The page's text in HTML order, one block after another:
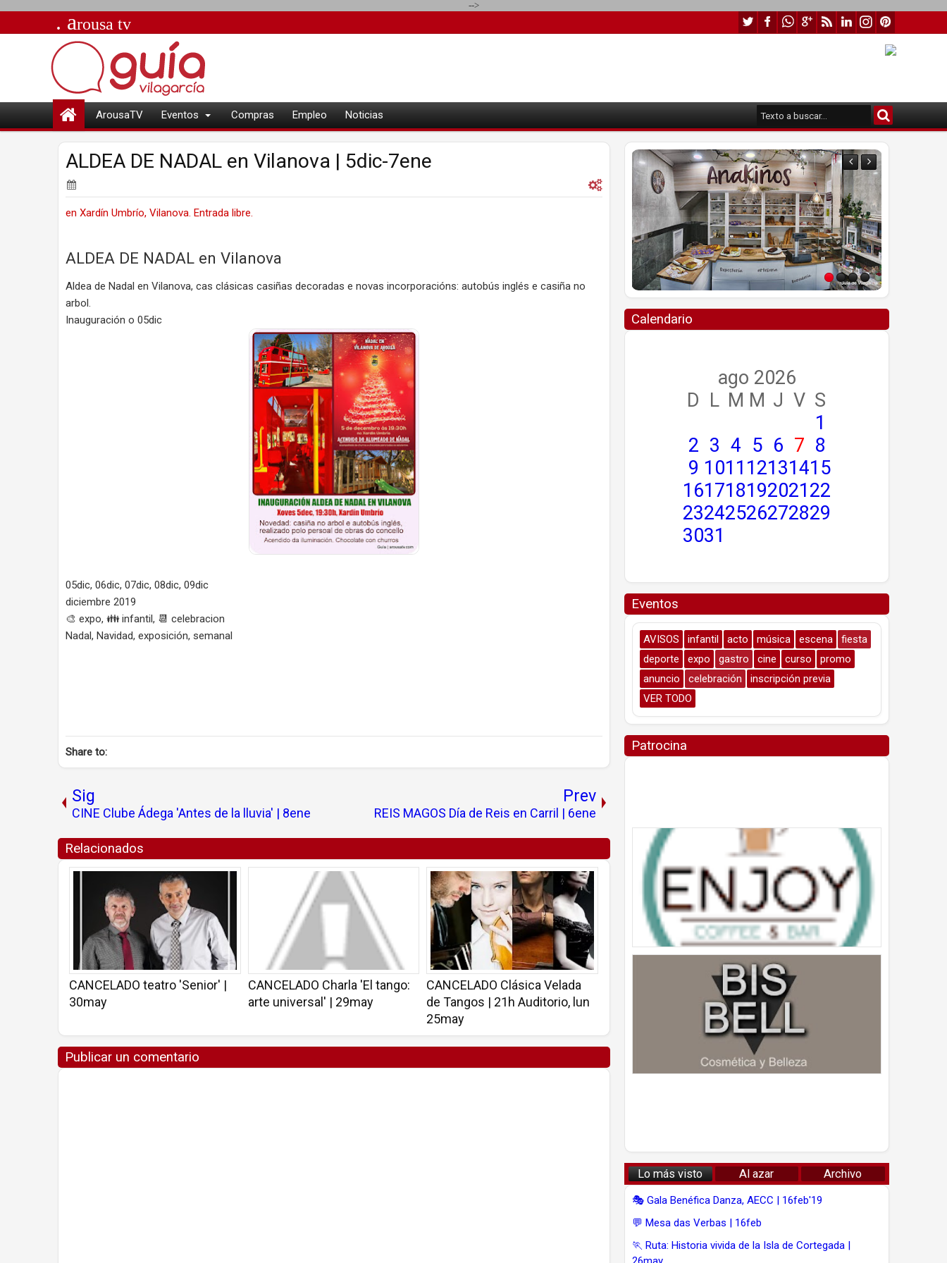
-->
. arousa tv
ArousaTV Eventos Compras Empleo Noticias
ALDEA DE NADAL en Vilanova | 5dic-7ene
en Xardín Umbrío, Vilanova. Entrada libre.
ALDEA DE NADAL en Vilanova
Aldea de Nadal en Vilanova, cas clásicas casiñas decoradas e novas incorporacións: autobús inglés e casiña no
arbol.
Inauguración o 05dic
05dic, 06dic, 07dic, 08dic, 09dic
diciembre 2019
🎨 expo, 👪 infantil, 📆 celebracion
Nadal, Navidad, exposición, semanal
Share to:
Sig
CINE Clube Ádega 'Antes de la lluvia' | 8ene
Prev
REIS MAGOS Día de Reis en Carril | 6ene
Relacionados
CANCELADO teatro 'Senior' |
30may
CANCELADO Charla 'El tango:
arte universal' | 29may
CANCELADO Clásica Velada
de Tangos | 21h Auditorio, lun
25may
Publicar un comentario
Calendario
ago 2026
D L M M J V S
1
2 3 4 5 6 7 8
9 1011 12131415
16171819202122
23242526272829
3031
Eventos
AVISOS infantil acto música escena
fiesta
deporte
expo gastro cine curso
promo
anuncio
celebración
inscripción previa
VER TODO
Patrocina
Lo más visto Al azar Archivo
🎭 Gala Benéfica Danza, AECC | 16feb'19
💬 Mesa das Verbas | 16feb
🏃 Ruta: Historia vivida de la Isla de Cortegada |